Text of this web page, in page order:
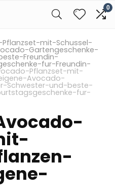
0
Pflanzset-mit-Schussel-
Gartengeschenke-
Freundin-
fur-Freundin-
Pflanzset-mit-
Avocado-
Schwester-und-beste-
fur-